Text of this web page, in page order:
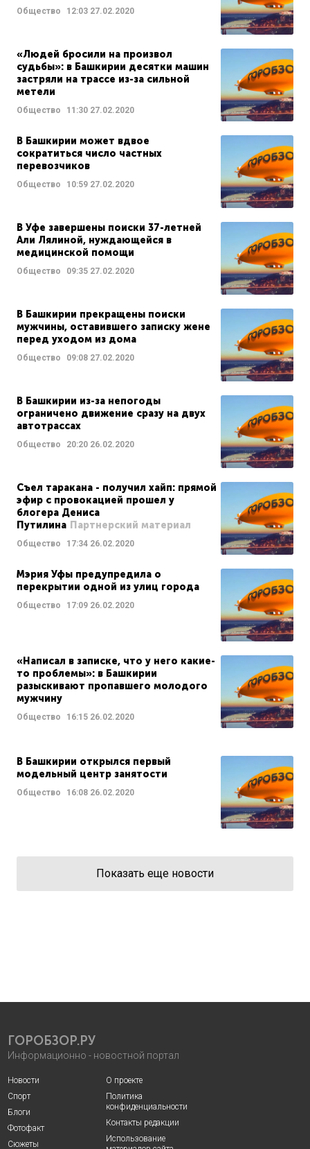
Общество 12:03 27.02.2020
«Людей бросили на произвол
судьбы»: в Башкирии десятки машин
застряли на трассе из-за сильной
метели
Общество 11:30 27.02.2020
В Башкирии может вдвое
сократиться число частных
перевозчиков
Общество 10:59 27.02.2020
В Уфе завершены поиски 37-летней
Али Лялиной, нуждающейся в
медицинской помощи
Общество 09:35 27.02.2020
В Башкирии прекращены поиски
мужчины, оставившего записку жене
перед уходом из дома
Общество 09:08 27.02.2020
В Башкирии из-за непогоды
ограничено движение сразу на двух
автотрассах
Общество 20:20 26.02.2020
Съел таракана - получил хайп: прямой
эфир с провокацией прошел у
блогера Дениса
Путилина Партнерский материал
Общество 17:34 26.02.2020
Мэрия Уфы предупредила о
перекрытии одной из улиц города
Общество 17:09 26.02.2020
«Написал в записке, что у него какие-
то проблемы»: в Башкирии
разыскивают пропавшего молодого
мужчину
Общество 16:15 26.02.2020
В Башкирии открылся первый
модельный центр занятости
Общество 16:08 26.02.2020
Показать еще новости
ГОРОБЗОР.РУ
Информационно - новостной портал
Новости
Спорт
Блоги
Фотофакт
Сюжеты
О проекте
Политика
конфиденциальности
Контакты редакции
Использование